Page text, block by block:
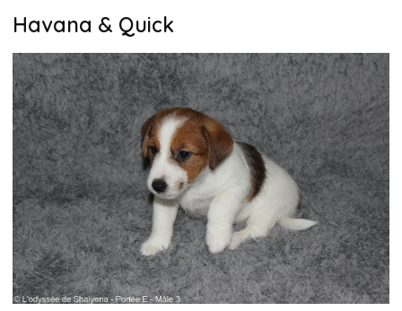
Havana & Quick